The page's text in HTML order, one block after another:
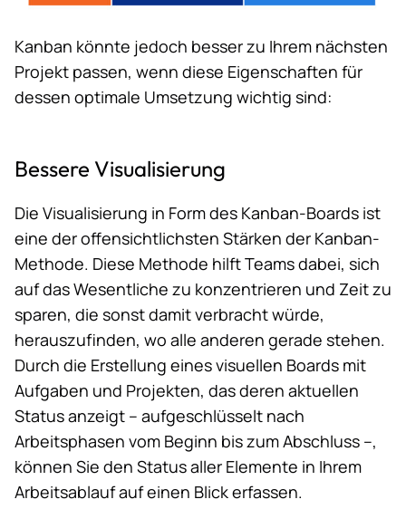
Kanban könnte jedoch besser zu Ihrem nächsten
Projekt passen, wenn diese Eigenschaften für
dessen optimale Umsetzung wichtig sind:
Bessere Visualisierung
Die Visualisierung in Form des Kanban-Boards ist
eine der offensichtlichsten Stärken der Kanban-
Methode. Diese Methode hilft Teams dabei, sich
auf das Wesentliche zu konzentrieren und Zeit zu
sparen, die sonst damit verbracht würde,
herauszufinden, wo alle anderen gerade stehen.
Durch die Erstellung eines visuellen Boards mit
Aufgaben und Projekten, das deren aktuellen
Status anzeigt – aufgeschlüsselt nach
Arbeitsphasen vom Beginn bis zum Abschluss –,
können Sie den Status aller Elemente in Ihrem
Arbeitsablauf auf einen Blick erfassen.